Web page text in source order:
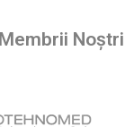
Membrii Noștri